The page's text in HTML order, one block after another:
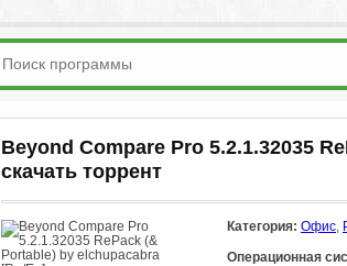
Beyond Compare Pro 5.2.1.32035
скачать торрент
Категория: Офис,
Операционная